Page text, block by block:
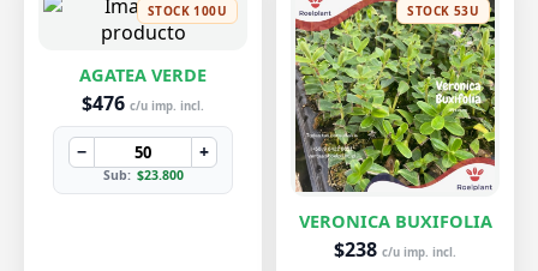
STOCK 100U
AGATEA VERDE
$476 c/u imp. incl.
− +
Sub: $23.800
STOCK 53U
VERONICA BUXIFOLIA
$238 c/u imp. incl.